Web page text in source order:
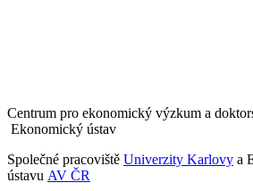
Centrum pro ekonomický výzkum a
Ekonomický ústav
Společné pracoviště Univerzity Karlovy a
ústavu AV ČR